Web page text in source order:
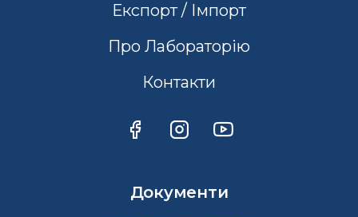
Експорт / Імпорт
Про Лабораторію
Контакти
Документи